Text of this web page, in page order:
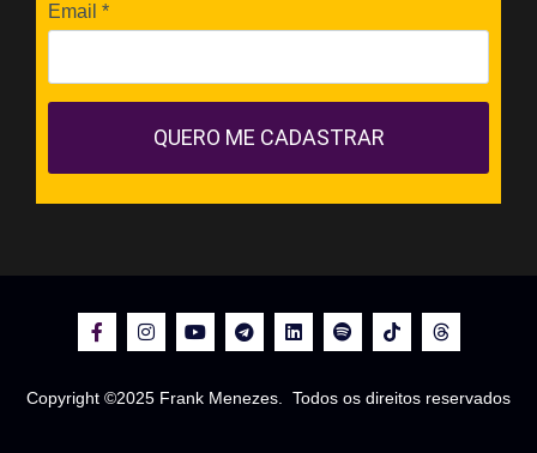
Email *
QUERO ME CADASTRAR
Copyright ©2025 Frank Menezes. Todos os direitos reservados